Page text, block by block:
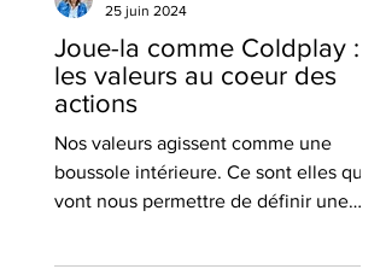
Joue-la comme Coldplay :
les valeurs au coeur des
actions
Nos valeurs agissent comme une
boussole intérieure. Ce sont elles qui
vont nous permettre de définir une
25 juin 2024